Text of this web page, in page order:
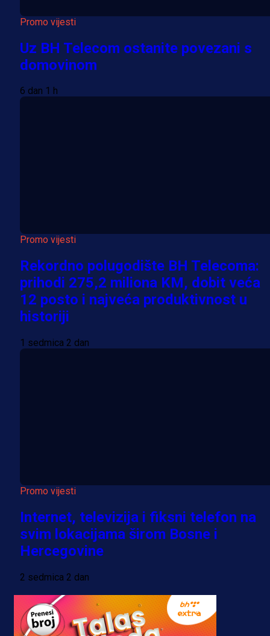
Promo vijesti
Uz BH Telecom ostanite povezani s
domovinom
6 dan 1 h
Promo vijesti
Rekordno polugodište BH Telecoma:
prihodi 275,2 miliona KM, dobit veća
12 posto i najveća produktivnost u
historiji
1 sedmica 2 dan
Promo vijesti
Internet, televizija i fiksni telefon na
svim lokacijama širom Bosne i
Hercegovine
2 sedmica 2 dan